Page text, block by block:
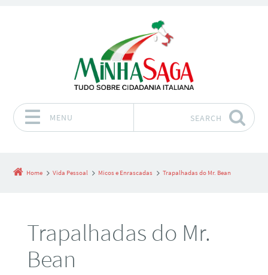
MENU SEARCH
Home Vida Pessoal Micos e Enrascadas Trapalhadas do Mr. Bean
Trapalhadas do Mr.
Bean